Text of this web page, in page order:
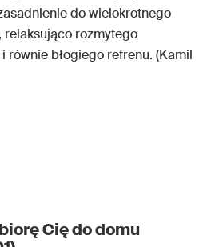
do wielokrotnego
rozmytego
równie błogiego refrenu. (Kamil
Cię do domu